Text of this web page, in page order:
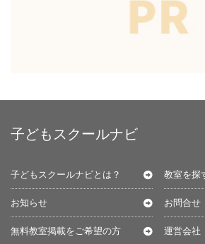
子どもスクールナビ
子どもスクールナビとは？ 教室を探
お知らせ お問合せ
無料教室掲載をご希望の方 運営会社